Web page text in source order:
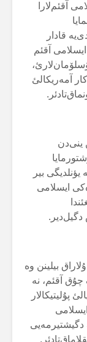
آقئم‌لارا
قادار
آقئم
آمەریکالئ
ینی‌دن
بیر
ایسلامی
دگیل‌دیر.
بیلینن وە
چۇق آقئم، نە
پۇلیتیکالار
دگیشتیرمەیی